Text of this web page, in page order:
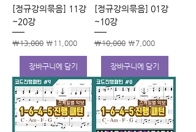
[정규강의묶음] 11강
~20강
일반가
₩13,000 할인가
₩11,000
장바구니에 담기
[정규강의묶음] 01강
~10강
일반가
₩10,000 할인가
₩7,000
장바구니에 담기